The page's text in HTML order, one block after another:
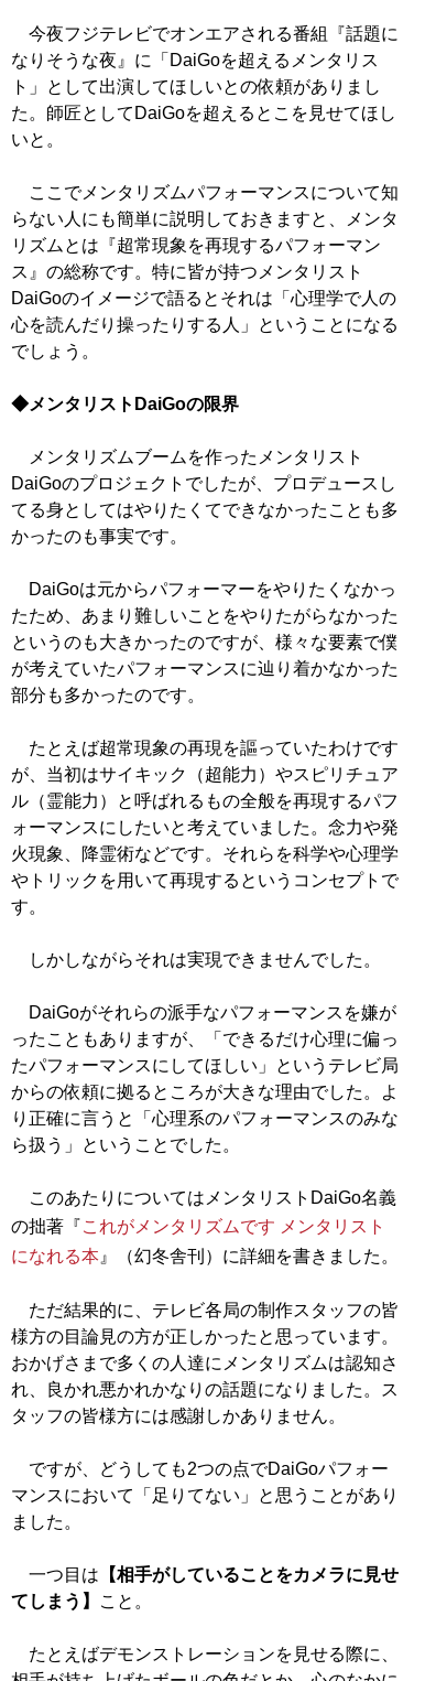
今夜フジテレビでオンエアされる番組『話題に
なりそうな夜』に「DaiGoを超えるメンタリス
ト」として出演してほしいとの依頼がありまし
た。師匠としてDaiGoを超えるとこを見せてほし
いと。
ここでメンタリズムパフォーマンスについて知
らない人にも簡単に説明しておきますと、メンタ
リズムとは『超常現象を再現するパフォーマン
ス』の総称です。特に皆が持つメンタリスト
DaiGoのイメージで語るとそれは「心理学で人の
心を読んだり操ったりする人」ということになる
でしょう。
◆メンタリストDaiGoの限界
メンタリズムブームを作ったメンタリスト
DaiGoのプロジェクトでしたが、プロデュースし
てる身としてはやりたくてできなかったことも多
かったのも事実です。
DaiGoは元からパフォーマーをやりたくなかっ
たため、あまり難しいことをやりたがらなかった
というのも大きかったのですが、様々な要素で僕
が考えていたパフォーマンスに辿り着かなかった
部分も多かったのです。
たとえば超常現象の再現を謳っていたわけです
が、当初はサイキック（超能力）やスピリチュア
ル（霊能力）と呼ばれるもの全般を再現するパフ
ォーマンスにしたいと考えていました。念力や発
火現象、降霊術などです。それらを科学や心理学
やトリックを用いて再現するというコンセプトで
す。
しかしながらそれは実現できませんでした。
DaiGoがそれらの派手なパフォーマンスを嫌が
ったこともありますが、「できるだけ心理に偏っ
たパフォーマンスにしてほしい」というテレビ局
からの依頼に拠るところが大きな理由でした。よ
り正確に言うと「心理系のパフォーマンスのみな
ら扱う」ということでした。
このあたりについてはメンタリストDaiGo名義
の拙著『これがメンタリズムです メンタリスト
になれる本 』（幻冬舎刊）に詳細を書きました。
ただ結果的に、テレビ各局の制作スタッフの皆
様方の目論見の方が正しかったと思っています。
おかげさまで多くの人達にメンタリズムは認知さ
れ、良かれ悪かれかなりの話題になりました。ス
タッフの皆様方には感謝しかありません。
ですが、どうしても2つの点でDaiGoパフォー
マンスにおいて「足りてない」と思うことがあり
ました。
一つ目は 【相手がしていることをカメラに見せ
てしまう】
こと。
たとえばデモンストレーションを見せる際に、